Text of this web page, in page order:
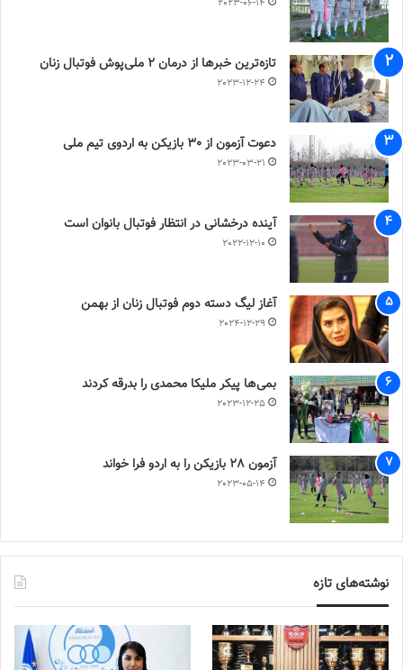
2023-06-14
تازه‌ترین خبرها از درمان ۲ ملی‌پوش فوتبال زنان
2023-12-24
دعوت آزمون از 30 بازیکن به اردوی تیم ملی
2023-03-21
آینده درخشانی در انتظار فوتبال بانوان است
2022-12-10
آغاز لیگ دسته دوم فوتبال زنان از بهمن
2024-12-29
بمی‌ها پیکر ملیکا محمدی را بدرقه کردند
2023-12-25
آزمون 28 بازیکن را به اردو فرا خواند
2023-05-14
نوشته‌های تازه